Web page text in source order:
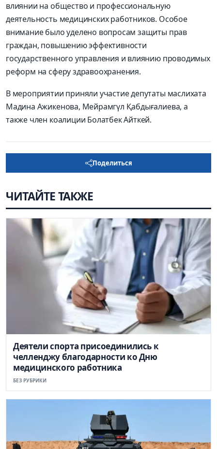
влиянии на общество и профессиональную
деятельность медицинских работников. Особое
внимание было уделено вопросам защиты прав
граждан, повышению эффективности
государственного управления и влиянию проводимых
реформ на сферу здравоохранения.
В мероприятии приняли участие депутаты маслихата
Мадина Ажикенова, Мейрамгүл Қабдығалиева, а
также член коалиции Болатбек Айткей.
Поделиться
ЧИТАЙТЕ ТАКЖЕ
Деятели спорта присоединились к
челленджу благодарности ко Дню
медицинского работника
БЕЗ РУБРИКИ